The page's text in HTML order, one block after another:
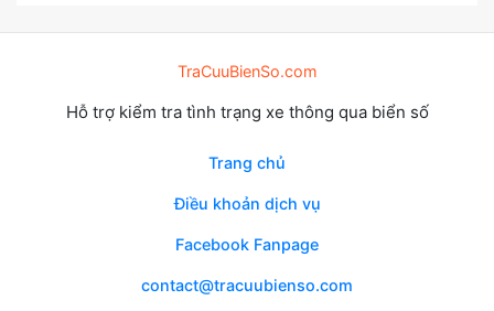
TraCuuBienSo.com
Hỗ trợ kiểm tra tình trạng xe thông qua biển số
Trang chủ
Điều khoản dịch vụ
Facebook Fanpage
contact@tracuubienso.com